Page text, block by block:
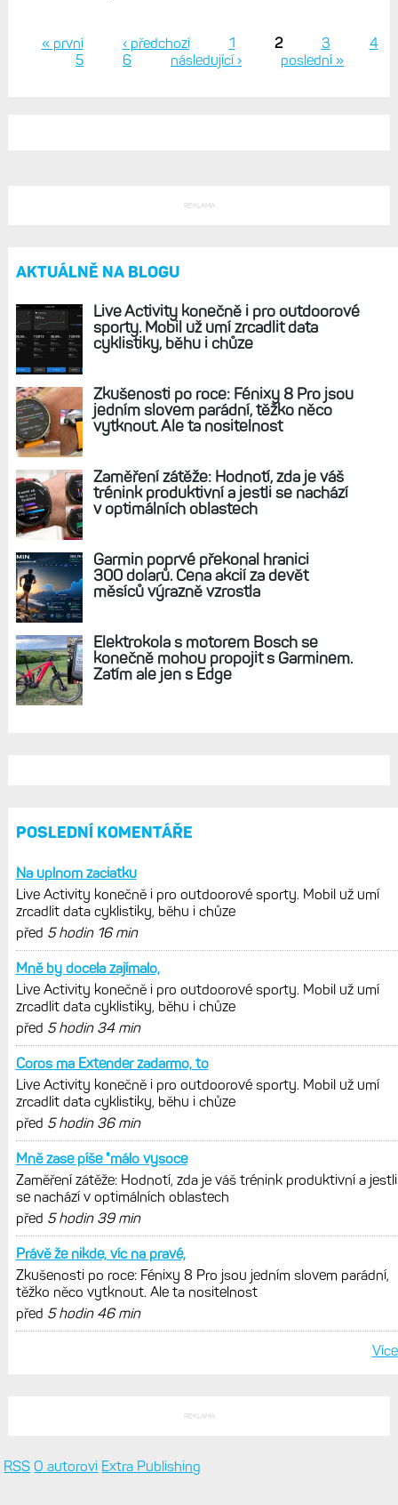
Stránky
« první ‹ předchozí 1 2 3
4
5
6 následující › poslední »
cyklistiky, běhu i chůze
Zkušenosti po roce: Fénixy 8 Pro jsou
jedním slovem parádní, těžko něco
vytknout. Ale ta nositelnost
Zaměření zátěže: Hodnotí, zda je váš
trénink produktivní a jestli se nachází
v optimálních oblastech
Garmin poprvé překonal hranici
300 dolarů. Cena akcií za devět
měsíců výrazně vzrostla
Elektrokola s motorem Bosch se
konečně mohou propojit s Garminem.
Zatím ale jen s Edge